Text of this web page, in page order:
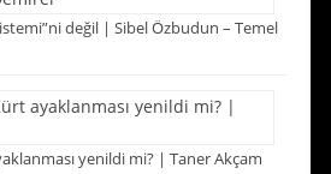
değil | Sibel Özbudun – Temel
yenildi mi? | Taner Akçam